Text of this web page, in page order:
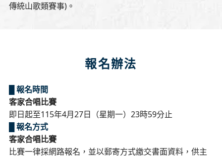
傳統山歌類賽事)。
報名辦法
█ 報名時間
客家合唱比賽
即日起至115年4月27日（星期一）23時59分止
█ 報名方式
客家合唱比賽
比賽一律採網路報名，並以郵寄方式繳交書面資料，供主